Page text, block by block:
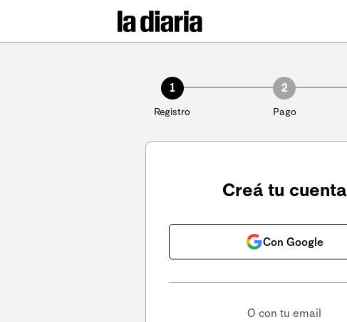
1
Registro
2
Pago
Creá tu cuenta
Con Google
O con tu email